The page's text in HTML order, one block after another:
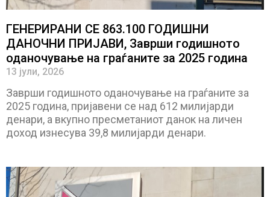
ГЕНЕРИРАНИ СЕ 863.100 ГОДИШНИ
ДАНОЧНИ ПРИЈАВИ, Заврши годишното
оданочување на граѓаните за 2025 година
13 јули, 2026
Заврши годишното оданочување на граѓаните за
2025 година, пријавени се над 612 милијарди
денари, а вкупно пресметаниот данок на личен
доход изнесува 39,8 милијарди денари.